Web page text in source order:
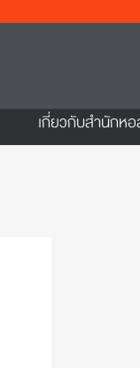
เกี่ยวกับสำนักหอ